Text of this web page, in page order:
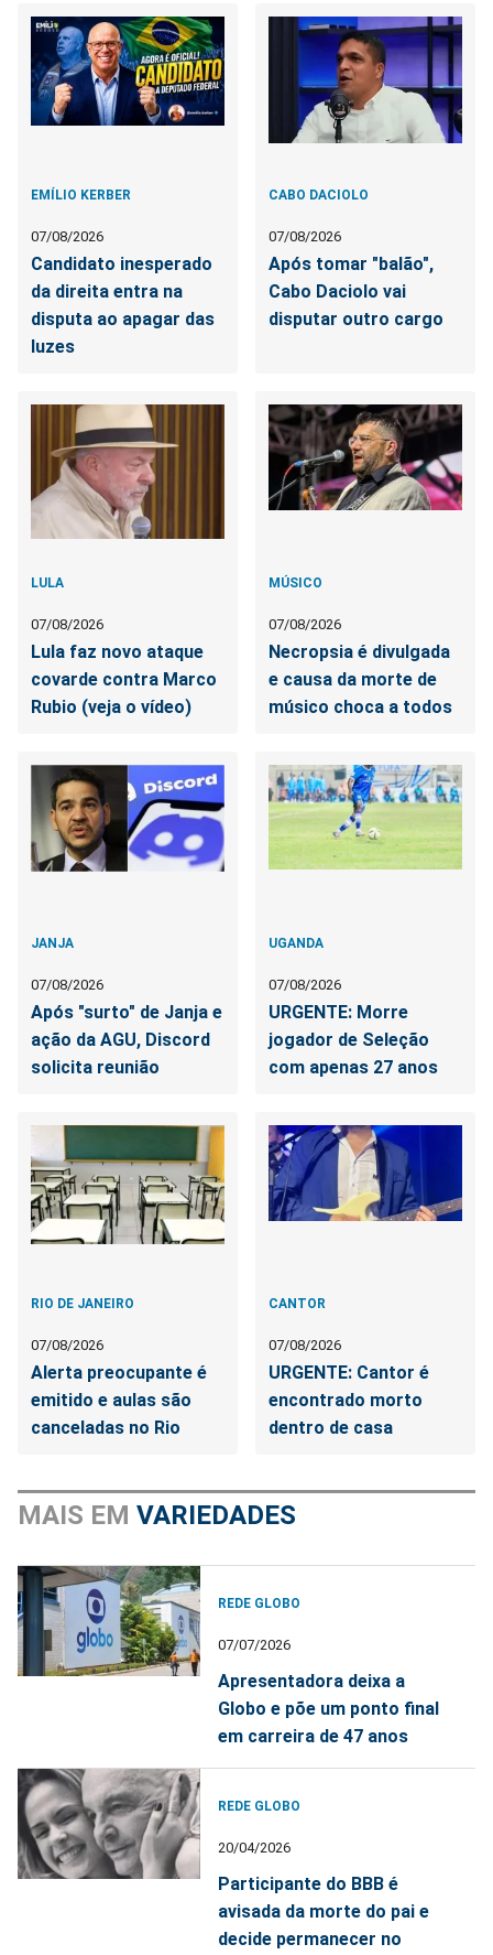
EMÍLIO KERBER
07/08/2026
Candidato inesperado
da direita entra na
disputa ao apagar das
luzes
CABO DACIOLO
07/08/2026
Após tomar "balão",
Cabo Daciolo vai
disputar outro cargo
LULA
07/08/2026
Lula faz novo ataque
covarde contra Marco
Rubio (veja o vídeo)
MÚSICO
07/08/2026
Necropsia é divulgada
e causa da morte de
músico choca a todos
JANJA
07/08/2026
Após "surto" de Janja e
ação da AGU, Discord
solicita reunião
UGANDA
07/08/2026
URGENTE: Morre
jogador de Seleção
com apenas 27 anos
RIO DE JANEIRO
07/08/2026
Alerta preocupante é
emitido e aulas são
canceladas no Rio
CANTOR
07/08/2026
URGENTE: Cantor é
encontrado morto
dentro de casa
MAIS EM VARIEDADES
REDE GLOBO
07/07/2026
Apresentadora deixa a
Globo e põe um ponto final
em carreira de 47 anos
REDE GLOBO
20/04/2026
Participante do BBB é
avisada da morte do pai e
decide permanecer no